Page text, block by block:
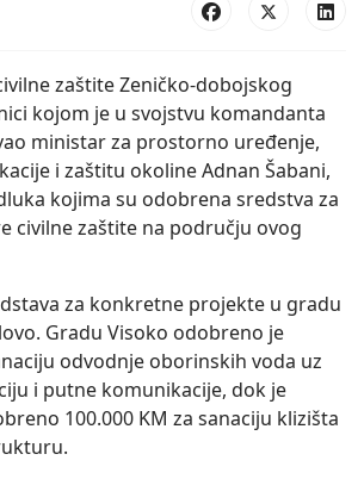
zaštite Zeničko-dobojskog
kojom je u svojstvu komandanta
ministar za prostorno uređenje,
i zaštitu okoline Adnan Šabani,
kojima su odobrena sredstva za
civilne zaštite na području ovog
za konkretne projekte u gradu
Gradu Visoko odobreno je
odvodnje oborinskih voda uz
i putne komunikacije, dok je
100.000 KM za sanaciju klizišta